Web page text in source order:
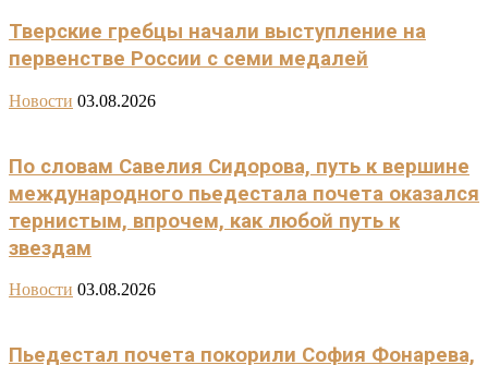
Тверские гребцы начали выступление на
первенстве России с семи медалей
Новости 03.08.2026
По словам Савелия Сидорова, путь к вершине
международного пьедестала почета оказался
тернистым, впрочем, как любой путь к
звездам
Новости 03.08.2026
Пьедестал почета покорили София Фонарева,